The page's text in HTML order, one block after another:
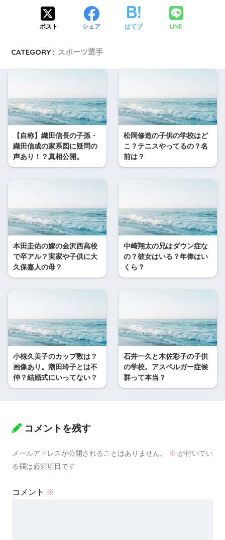
ポスト シェア はてブ LINE
CATEGORY : スポーツ選手
【自称】織田信長の子孫・
織田信成の家系図に疑問の
声あり！？真相公開。
松岡修造の子供の学校はど
こ？テニスやってるの？名
前は？
本田圭佑の嫁の金沢西高校
で卒アル？実家や子供に大
久保嘉人の母？
中崎翔太の兄はダウン症な
の？彼女はいる？年俸はい
くら？
小椋久美子のカップ数は？
画像あり。潮田玲子とは不
仲？結婚式にいってない？
石井一久と木佐彩子の子供
の学校。アスペルガー症候
群って本当？
コメントを残す
メールアドレスが公開されることはありません。 ※ が付いてい
る欄は必須項目です
コメント ※